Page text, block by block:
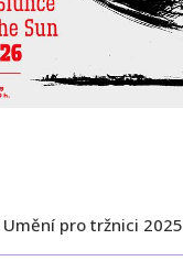
pro tržnici 2025